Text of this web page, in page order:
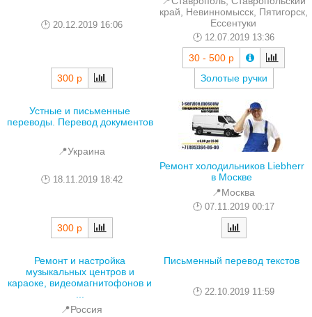
20.12.2019 16:06
300 р
край, Невинномысск, Пятигорск,
Ессентуки
12.07.2019 13:36
30 - 500 р
Золотые ручки
Устные и письменные
переводы. Перевод документов
📍Украина
18.11.2019 18:42
300 р
Ремонт холодильников Liebherr
в Москве
📍Москва
07.11.2019 00:17
Ремонт и настройка
музыкальных центров и
караоке, видеомагнитофонов и
📍Россия
Письменный перевод текстов
22.10.2019 11:59